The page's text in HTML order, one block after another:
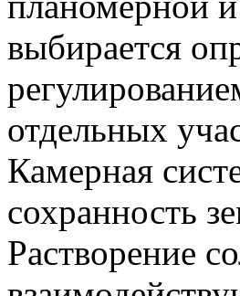
выбирается
отдельных
Камерная
сохранность
Растворение